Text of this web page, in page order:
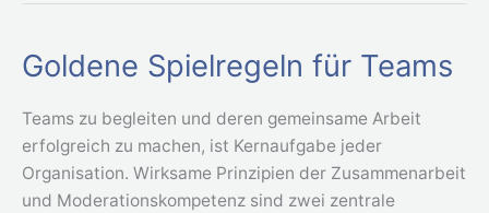
Goldene Spielregeln für Teams
Teams zu begleiten und deren gemeinsame Arbeit
erfolgreich zu machen, ist Kernaufgabe jeder
Organisation. Wirksame Prinzipien der Zusammenarbeit
und Moderationskompetenz sind zwei zentrale
Goldene
für
Teams